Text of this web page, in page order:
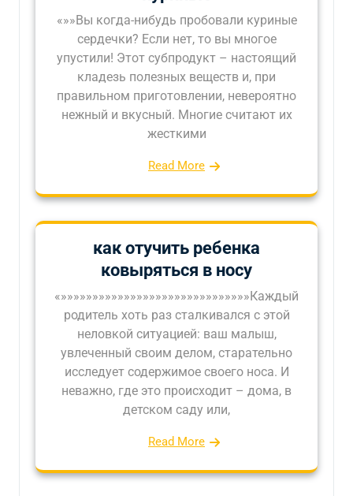
«»»Вы когда-нибудь пробовали куриные
сердечки? Если нет, то вы многое
упустили! Этот субпродукт – настоящий
кладезь полезных веществ и, при
правильном приготовлении, невероятно
нежный и вкусный. Многие считают их
жесткими
Read More
как отучить ребенка
ковыряться в носу
«»»»»»»»»»»»»»»»»»»»»»»»»»»»»»»Каждый
родитель хоть раз сталкивался с этой
неловкой ситуацией: ваш малыш,
увлеченный своим делом, старательно
исследует содержимое своего носа. И
неважно, где это происходит – дома, в
детском саду или,
Read More